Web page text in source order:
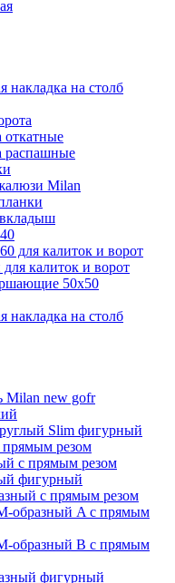
накладка на столб
откатные
распашные
Milan
для калиток и ворот
калиток и ворот
50х50
накладка на столб
Milan new gofr
Slim фигурный
резом
с прямым резом
фигурный
с прямым резом
образный A с прямым
образный B с прямым
фигурный